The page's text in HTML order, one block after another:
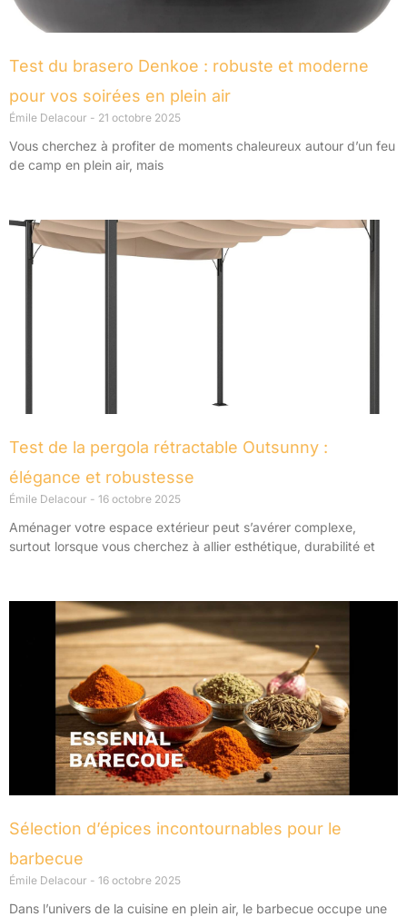
Test du brasero Denkoe : robuste et moderne
pour vos soirées en plein air
Émile Delacour 21 octobre 2025
Vous cherchez à profiter de moments chaleureux autour d’un feu
de camp en plein air, mais
Test de la pergola rétractable Outsunny :
élégance et robustesse
Émile Delacour 16 octobre 2025
Aménager votre espace extérieur peut s’avérer complexe,
surtout lorsque vous cherchez à allier esthétique, durabilité et
Sélection d’épices incontournables pour le
barbecue
Émile Delacour 16 octobre 2025
Dans l’univers de la cuisine en plein air, le barbecue occupe une